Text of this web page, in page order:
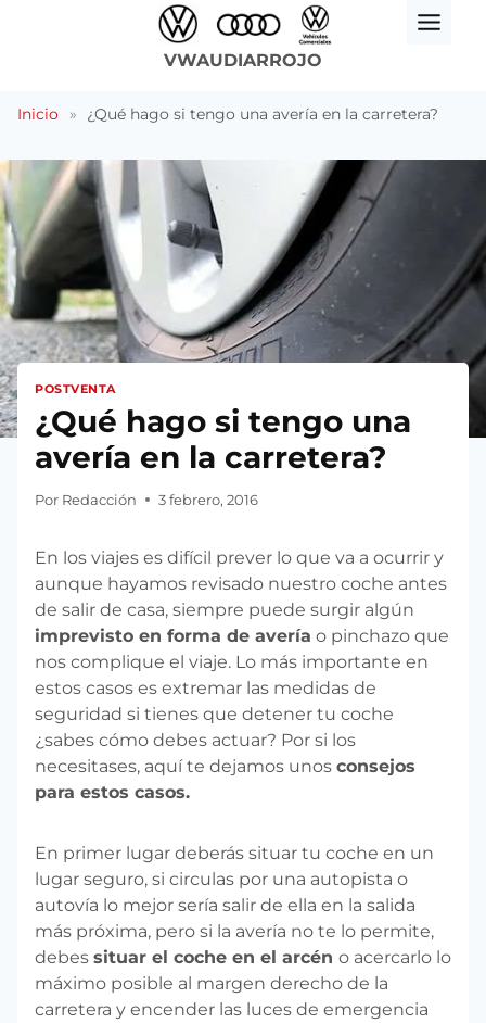
VWAUDIARROJO
Inicio » ¿Qué hago si tengo una avería en la carretera?
POSTVENTA
¿Qué hago si tengo una
avería en la carretera?
Por Redacción 3 febrero, 2016
En los viajes es difícil prever lo que va a ocurrir y
aunque hayamos revisado nuestro coche antes
de salir de casa, siempre puede surgir algún
imprevisto en forma de avería o pinchazo que
nos complique el viaje. Lo más importante en
estos casos es extremar las medidas de
seguridad si tienes que detener tu coche
¿sabes cómo debes actuar? Por si los
necesitases, aquí te dejamos unos consejos
para estos casos.
En primer lugar deberás situar tu coche en un
lugar seguro, si circulas por una autopista o
autovía lo mejor sería salir de ella en la salida
más próxima, pero si la avería no te lo permite,
debes situar el coche en el arcén o acercarlo lo
máximo posible al margen derecho de la
carretera y encender las luces de emergencia